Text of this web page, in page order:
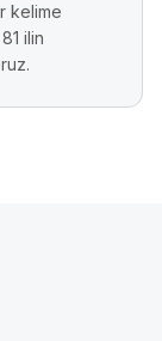
kelime
ilin